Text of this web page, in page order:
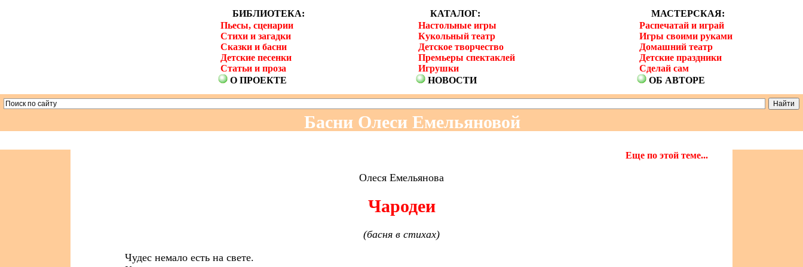
БИБЛИОТЕКА:
Пьесы, сценарии
Стихи и загадки
Сказки и басни
Детские песенки
Статьи и проза
О ПРОЕКТЕ
КАТАЛОГ:
Настольные игры
Кукольный театр
Детское творчество
Премьеры спектаклей
Игрушки
НОВОСТИ
МАСТЕРСКАЯ:
Распечатай и играй
Игры своими руками
Домашний театр
Детские праздники
Сделай сам
ОБ АВТОРЕ
Басни Олеси Емельяновой
Еще по этой теме...
Олеся Емельянова
Чародеи
(басня в стихах)
Чудес немало есть на свете.